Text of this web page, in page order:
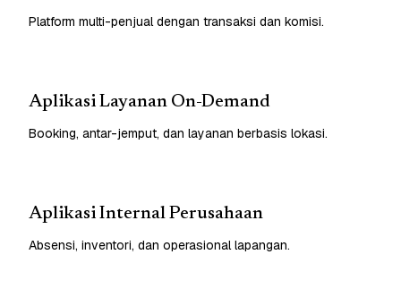
Platform multi-penjual dengan transaksi dan komisi.
Aplikasi Layanan On-Demand
Booking, antar-jemput, dan layanan berbasis lokasi.
Aplikasi Internal Perusahaan
Absensi, inventori, dan operasional lapangan.